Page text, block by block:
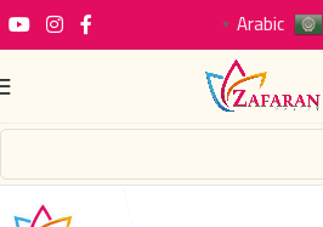
Arabic
▼